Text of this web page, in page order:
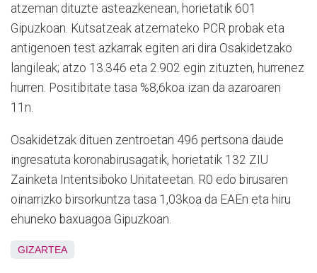
atzeman dituzte asteazkenean, horietatik 601
Gipuzkoan. Kutsatzeak atzemateko PCR probak eta
antigenoen test azkarrak egiten ari dira Osakidetzako
langileak; atzo 13.346 eta 2.902 egin zituzten, hurrenez
hurren. Positibitate tasa %8,6koa izan da azaroaren
11n.
Osakidetzak dituen zentroetan 496 pertsona daude
ingresatuta koronabirusagatik, horietatik 132 ZIU
Zainketa Intentsiboko Unitateetan. R0 edo birusaren
oinarrizko birsorkuntza tasa 1,03koa da EAEn eta hiru
ehuneko baxuagoa Gipuzkoan.
GIZARTEA